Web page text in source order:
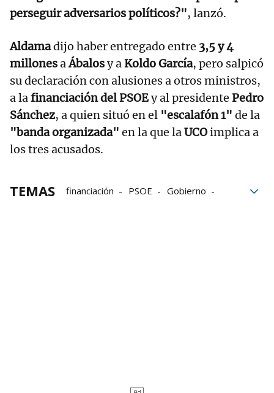
perseguir adversarios políticos?", lanzó.
Aldamadijo haber entregado entre 3,5 y 4
millonesaÁbalosy aKoldo García, pero salpicó
su declaración con alusiones a otros ministros,
a lafinanciación del PSOEy al presidente Pedro
Sánchez, a quien situó en el "escalafón 1" de la
"banda organizada" en la que laUCOimplica a
los tres acusados.
TEMAS financiación PSOE
Gobierno